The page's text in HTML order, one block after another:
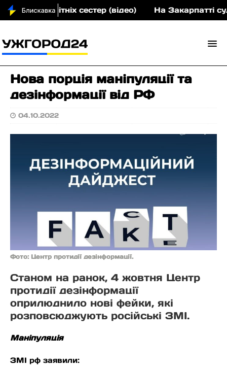
малолітніх сестер (відео) На Закарпатті
Нова порція маніпуляції та
дезінформації від РФ
04.10.2022
Фото: Центр протидії дезінформації.
Станом на ранок, 4 жовтня Центр
протидії дезінформації
оприлюднило нові фейки, які
розповсюджують російські ЗМІ.
Маніпуляція
ЗМІ рф заявили: